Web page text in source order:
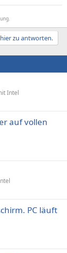
zu antworten.
Intel
auf vollen
PC läuft